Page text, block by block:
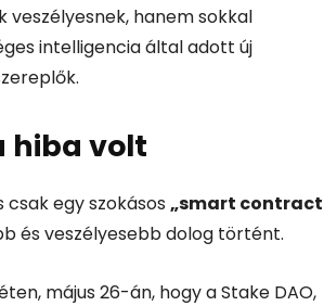
hanem sokkal
intelligencia által adott új
hiba volt
csak egy szokásos „smart contract
és veszélyesebb dolog történt.
május 26-án, hogy a Stake DAO,